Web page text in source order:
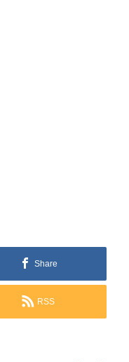
Share
RSS